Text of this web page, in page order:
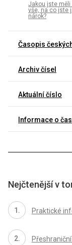
Jakou jste měli
vše, na co jste
nárok?
Časopis
Archiv čísel
Aktuální číslo
Informace o
Nejčtenější v
Praktické